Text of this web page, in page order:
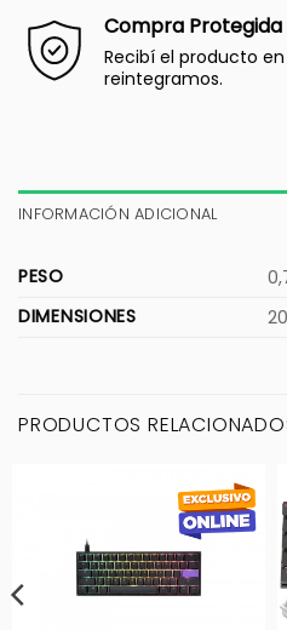
Compra Protegida
Recibí el producto
reintegramos.
INFORMACIÓN ADICIONAL
PESO
DIMENSIONES
PRODUCTOS